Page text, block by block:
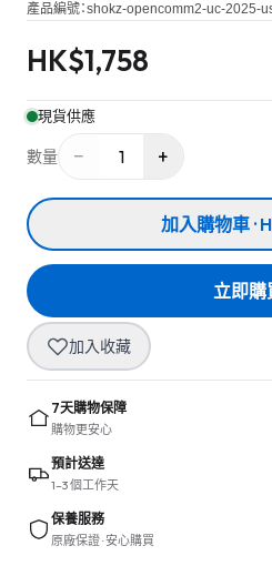
產品編號：shokz-opencomm2-uc-2025-
HK$1,758
現貨供應
數量 − 1 +
加入購物車 ·
立即購
加入收藏
7天購物保障
購物更安心
預計送達
1–3 個工作天
保養服務
原廠保證 · 安心購買